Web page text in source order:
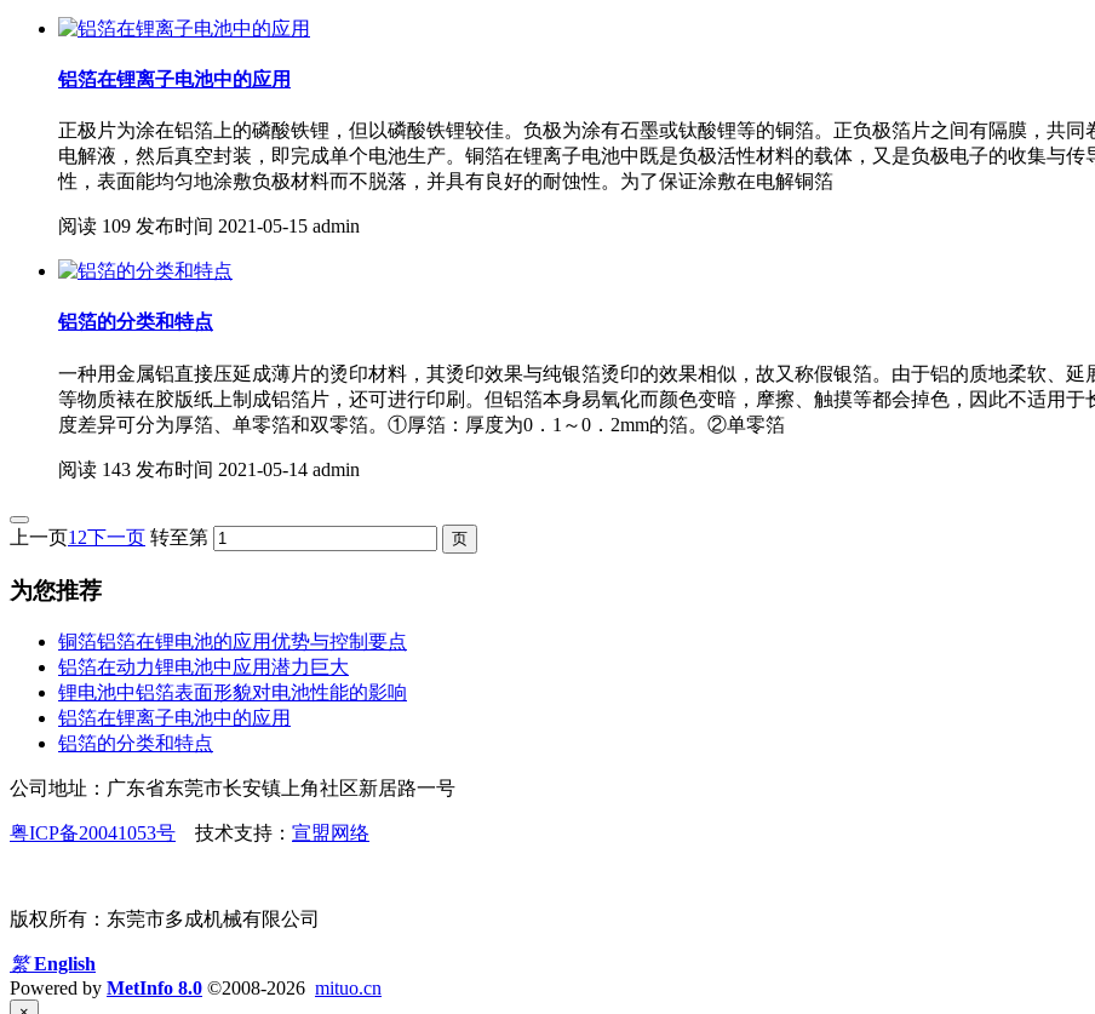
铝箔在锂离子电池中的应用
正极片为涂在铝箔上的磷酸铁锂，但以磷酸铁锂较佳。负极为涂有石墨或钛酸锂等的铜箔。正负极箔片之间有隔膜，共
电解液，然后真空封装，即完成单个电池生产。铜箔在锂离子电池中既是负极活性材料的载体，又是负极电子的收集与
性，表面能均匀地涂敷负极材料而不脱落，并具有良好的耐蚀性。为了保证涂敷在电解铜箔
阅读 109 发布时间 2021-05-15 admin
铝箔的分类和特点
一种用金属铝直接压延成薄片的烫印材料，其烫印效果与纯银箔烫印的效果相似，故又称假银箔。由于铝的质地柔软、
等物质裱在胶版纸上制成铝箔片，还可进行印刷。但铝箔本身易氧化而颜色变暗，摩擦、触摸等都会掉色，因此不适用
度差异可分为厚箔、单零箔和双零箔。①厚箔：厚度为0．1～0．2mm的箔。②单零箔
阅读 143 发布时间 2021-05-14 admin
上一页1 2下一页 转至第
为您推荐
铜箔铝箔在锂电池的应用优势与控制要点
铝箔在动力锂电池中应用潜力巨大
锂电池中铝箔表面形貌对电池性能的影响
铝箔在锂离子电池中的应用
铝箔的分类和特点
公司地址：广东省东莞市长安镇上角社区新居路一号
粤ICP备20041053号 技术支持： 宣盟网络
版权所有：东莞市多成机械有限公司
繁 English
Powered by MetInfo 8.0 ©2008-2026 mituo.cn